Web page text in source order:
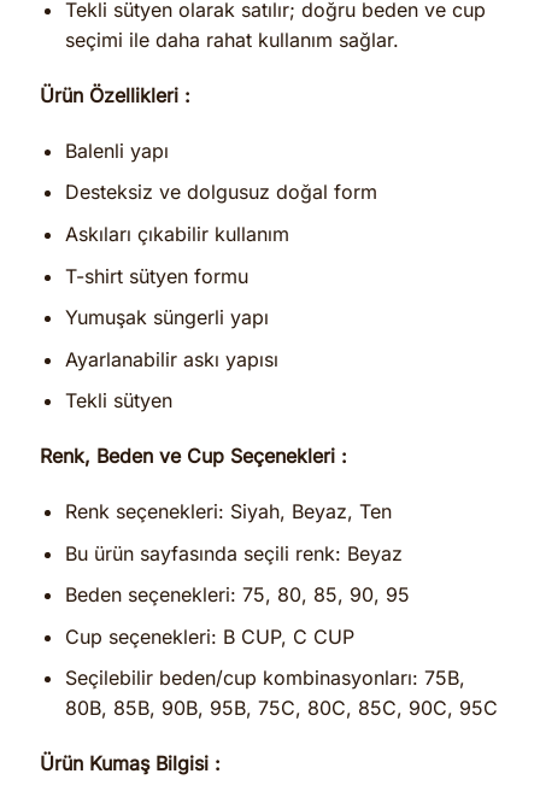
Tekli sütyen olarak satılır; doğru beden ve cup
seçimi ile daha rahat kullanım sağlar.
Ürün Özellikleri :
Balenli yapı
Desteksiz ve dolgusuz doğal form
Askıları çıkabilir kullanım
T-shirt sütyen formu
Yumuşak süngerli yapı
Ayarlanabilir askı yapısı
Tekli sütyen
Renk, Beden ve Cup Seçenekleri :
Renk seçenekleri: Siyah, Beyaz, Ten
Bu ürün sayfasında seçili renk: Beyaz
Beden seçenekleri: 75, 80, 85, 90, 95
Cup seçenekleri: B CUP, C CUP
Seçilebilir beden/cup kombinasyonları: 75B,
80B, 85B, 90B, 95B, 75C, 80C, 85C, 90C, 95C
Ürün Kumaş Bilgisi :